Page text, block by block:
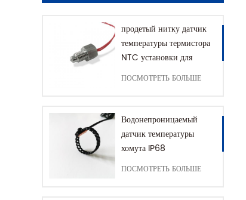
продетый нитку датчик
температуры термистора
NTC установки для
кофемашины с домом
ПОСМОТРЕТЬ БОЛЬШЕ
Водонепроницаемый
датчик температуры
хомута IP68
ПОСМОТРЕТЬ БОЛЬШЕ